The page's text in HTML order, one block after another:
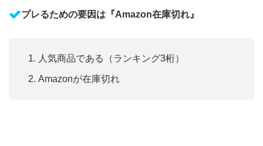
プレるための要因は『Amazon在庫切れ』
人気商品である（ランキング3桁）
Amazonが在庫切れ